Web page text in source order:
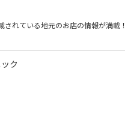
されている地元のお店の情報が満載！
ク